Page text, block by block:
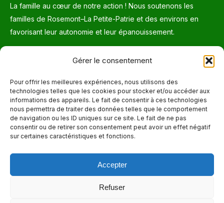
Gérer le consentement
Pour offrir les meilleures expériences, nous utilisons des
technologies telles que les cookies pour stocker et/ou accéder aux
informations des appareils. Le fait de consentir à ces technologies
nous permettra de traiter des données telles que le comportement
de navigation ou les ID uniques sur ce site. Le fait de ne pas
consentir ou de retirer son consentement peut avoir un effet négatif
sur certaines caractéristiques et fonctions.
Accepter
Refuser
La famille au cœur de notre action ! Nous soutenons les
familles de Rosemont–La Petite-Patrie et des environs en
favorisant leur autonomie et leur épanouissement.
Courriel
info@maisonnettedesparents.org
Trouvez nous sur :
6651, boul. Saint-Laurent, Montréal (Québec) H2S 3C5